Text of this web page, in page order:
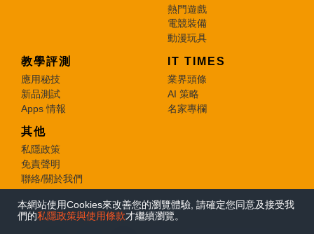
熱門遊戲
電競裝備
動漫玩具
教學評測
應用秘技
新品測試
Apps 情報
IT TIMES
業界頭條
AI 策略
名家專欄
其他
私隱政策
免責聲明
聯絡/關於我們
© 2026 e-zone. All Rights Reserved.
本網站使用Cookies來改善您的瀏覽體驗, 請確定您同意及接受我
們的私隱政策與使用條款才繼續瀏覽。